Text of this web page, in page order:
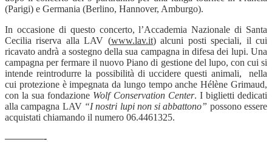
(Parigi) e Germania (Berlino, Hannover, Amburgo).
In occasione di questo concerto, l’Accademia Nazionale di Santa
Cecilia riserva alla LAV (www.lav.it) alcuni posti speciali, il cui
ricavato andrà a sostegno della sua campagna in difesa dei lupi. Una
campagna per fermare il nuovo Piano di gestione del lupo, con cui si
intende reintrodurre la possibilità di uccidere questi animali, nella
cui protezione è impegnata da lungo tempo anche Hélène Grimaud,
con la sua fondazione Wolf Conservation Center. I biglietti dedicati
alla campagna LAV “I nostri lupi non si abbattono” possono essere
acquistati chiamando il numero 06.4461325.
————-